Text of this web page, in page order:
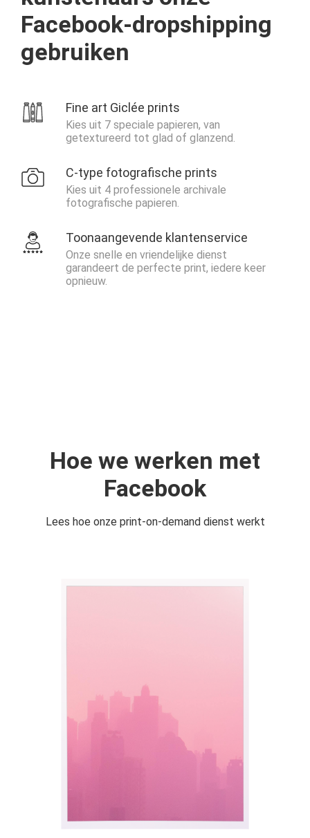
Facebook-dropshipping
gebruiken
Fine art Giclée prints
Kies uit 7 speciale papieren, van
getextureerd tot glad of glanzend.
C-type fotografische prints
Kies uit 4 professionele archivale
fotografische papieren.
Toonaangevende klantenservice
Onze snelle en vriendelijke dienst
garandeert de perfecte print, iedere keer
opnieuw.
Hoe we werken met
Facebook
Lees hoe onze print-on-demand dienst werkt